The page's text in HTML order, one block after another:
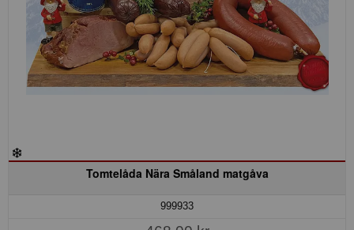
Tomtelåda Nära Småland matgåva
999933